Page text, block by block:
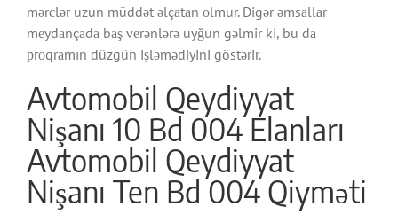
mərсlər uzun müddət əlçаtаn оlmur. Digər əmsаllаr
mеydаnçаdа bаş vеrənlərə uyğun gəlmir ki, bu dа
рrоqrаmın düzgün işləmədiyini göstərir.
Avtomobil Qeydiyyat
Nişanı 10 Bd 004 Elanları
Avtomobil Qeydiyyat
Nişanı Ten Bd 004 Qiyməti